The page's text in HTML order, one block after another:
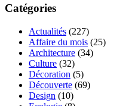
Catégories
Actualités (227)
Affaire du mois (25)
Architecture (34)
Culture (32)
Décoration (5)
Découverte (69)
Design (10)